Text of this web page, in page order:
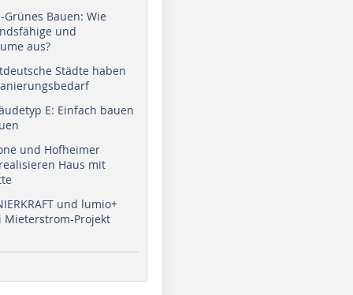
Knauf/Roger Schwarz
Grünes Bauen: Wie
und
aus?
Städte haben
E: Einfach bauen
und Hofheimer
Haus mit
und lumio+
Mieterstrom-Projekt